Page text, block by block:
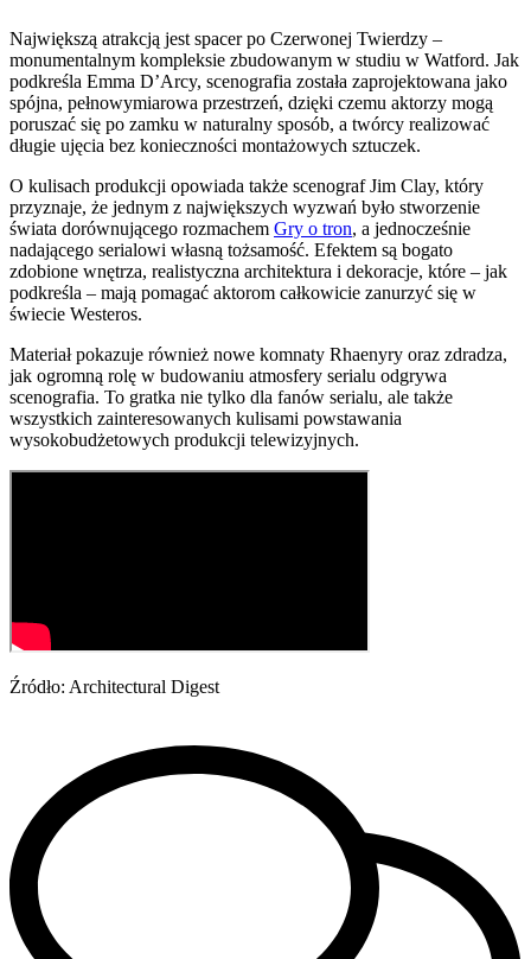
Największą atrakcją jest spacer po Czerwonej Twierdzy –
monumentalnym kompleksie zbudowanym w studiu w Watford. Jak
podkreśla Emma D’Arcy, scenografia została zaprojektowana jako
spójna, pełnowymiarowa przestrzeń, dzięki czemu aktorzy mogą
poruszać się po zamku w naturalny sposób, a twórcy realizować
długie ujęcia bez konieczności montażowych sztuczek.
O kulisach produkcji opowiada także scenograf Jim Clay, który
przyznaje, że jednym z największych wyzwań było stworzenie
świata dorównującego rozmachem Gry o tron, a jednocześnie
nadającego serialowi własną tożsamość. Efektem są bogato
zdobione wnętrza, realistyczna architektura i dekoracje, które – jak
podkreśla – mają pomagać aktorom całkowicie zanurzyć się w
świecie Westeros.
Materiał pokazuje również nowe komnaty Rhaenyry oraz zdradza,
jak ogromną rolę w budowaniu atmosfery serialu odgrywa
scenografia. To gratka nie tylko dla fanów serialu, ale także
wszystkich zainteresowanych kulisami powstawania
wysokobudżetowych produkcji telewizyjnych.
Źródło: Architectural Digest